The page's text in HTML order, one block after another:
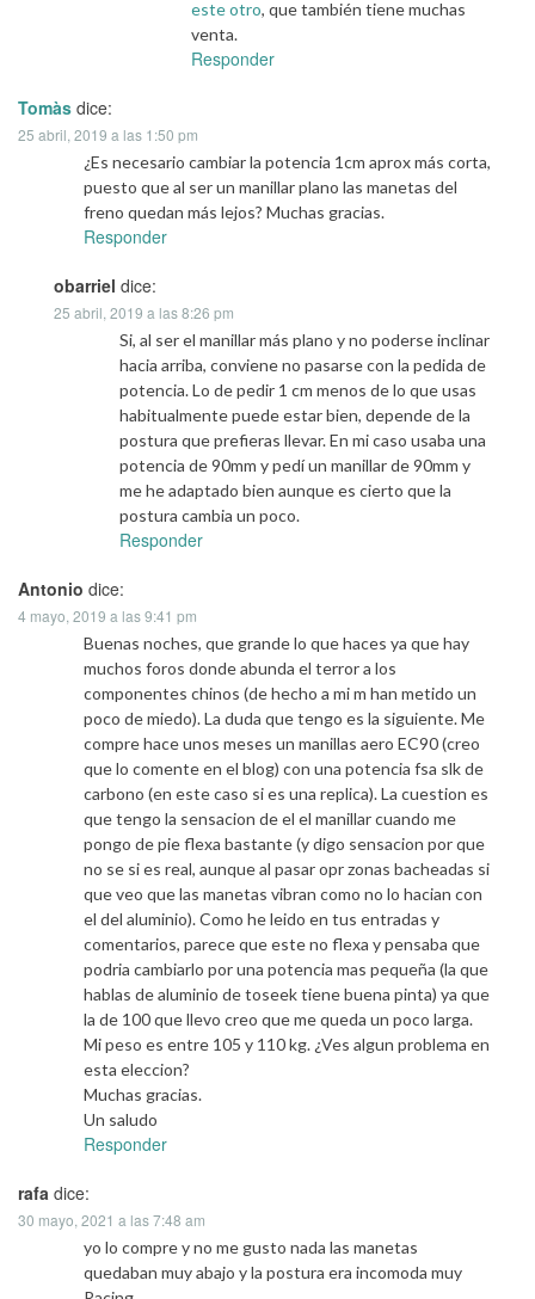
este otro, que también tiene muchas
venta.
Responder
Tomàs dice:
25 abril, 2019 a las 1:50 pm
¿Es necesario cambiar la potencia 1cm aprox más corta,
puesto que al ser un manillar plano las manetas del
freno quedan más lejos? Muchas gracias.
Responder
obarriel dice:
25 abril, 2019 a las 8:26 pm
Si, al ser el manillar más plano y no poderse inclinar
hacia arriba, conviene no pasarse con la pedida de
potencia. Lo de pedir 1 cm menos de lo que usas
habitualmente puede estar bien, depende de la
postura que prefieras llevar. En mi caso usaba una
potencia de 90mm y pedí un manillar de 90mm y
me he adaptado bien aunque es cierto que la
postura cambia un poco.
Responder
Antonio dice:
4 mayo, 2019 a las 9:41 pm
Buenas noches, que grande lo que haces ya que hay
muchos foros donde abunda el terror a los
componentes chinos (de hecho a mi m han metido un
poco de miedo). La duda que tengo es la siguiente. Me
compre hace unos meses un manillas aero EC90 (creo
que lo comente en el blog) con una potencia fsa slk de
carbono (en este caso si es una replica). La cuestion es
que tengo la sensacion de el el manillar cuando me
pongo de pie flexa bastante (y digo sensacion por que
no se si es real, aunque al pasar opr zonas bacheadas si
que veo que las manetas vibran como no lo hacian con
el del aluminio). Como he leido en tus entradas y
comentarios, parece que este no flexa y pensaba que
podria cambiarlo por una potencia mas pequeña (la que
hablas de aluminio de toseek tiene buena pinta) ya que
la de 100 que llevo creo que me queda un poco larga.
Mi peso es entre 105 y 110 kg. ¿Ves algun problema en
esta eleccion?
Muchas gracias.
Un saludo
Responder
rafa dice:
30 mayo, 2021 a las 7:48 am
yo lo compre y no me gusto nada las manetas
quedaban muy abajo y la postura era incomoda muy